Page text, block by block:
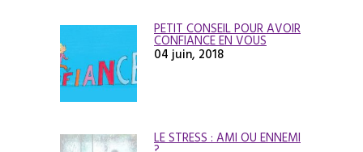
PETIT CONSEIL POUR AVOIR
CONFIANCE EN VOUS
04 juin, 2018
LE STRESS : AMI OU ENNEMI